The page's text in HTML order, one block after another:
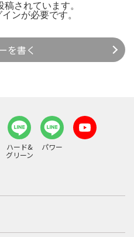
されています。
インが必要です。
を書く
ハード&
グリーン
パワー